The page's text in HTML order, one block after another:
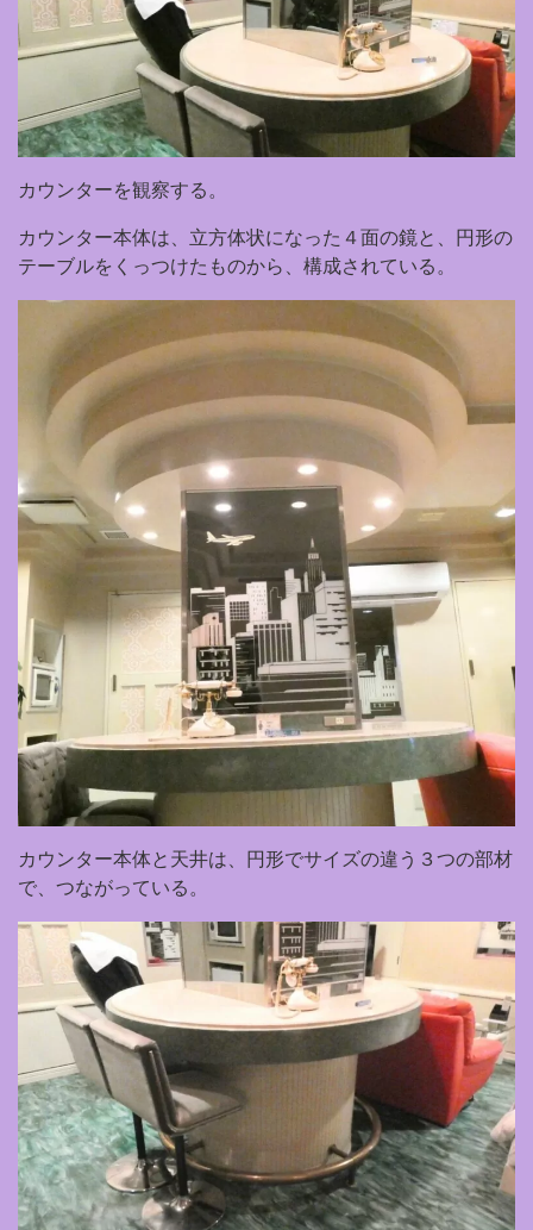
カウンターを観察する。
カウンター本体は、立方体状になった４面の鏡と、円形の
テーブルをくっつけたものから、構成されている。
カウンター本体と天井は、円形でサイズの違う３つの部材
で、つながっている。